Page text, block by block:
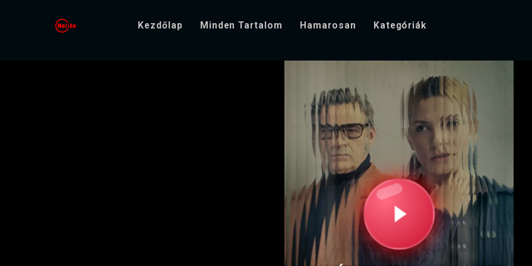
Kezdőlap Minden Tartalom Hamarosan Kategóriák